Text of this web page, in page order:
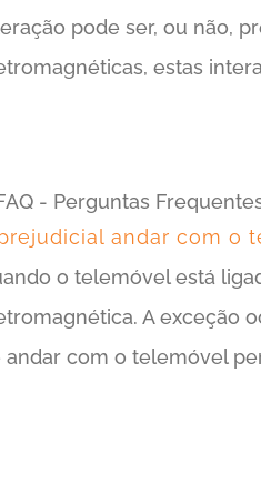
pode ser, ou não,
estas
andar com o
o telemóvel está
A exceção
andar com o telemóvel